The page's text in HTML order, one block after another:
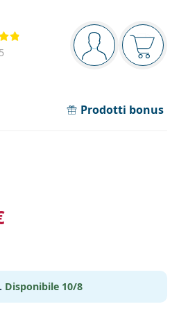
Barra di navigazione
sei connesso
Il
Prodotti bonus
Disponibile 10/8